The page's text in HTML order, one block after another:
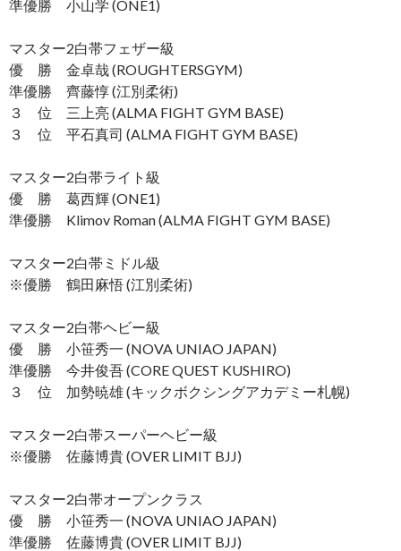
準優勝 小山学 (ONE1)
マスター2白帯フェザー級
優 勝 金卓哉 (ROUGHTERSGYM)
準優勝 齊藤惇 (江別柔術)
３ 位 三上亮 (ALMA FIGHT GYM BASE)
３ 位 平石真司 (ALMA FIGHT GYM BASE)
マスター2白帯ライト級
優 勝 葛西輝 (ONE1)
準優勝 Klimov Roman (ALMA FIGHT GYM BASE)
マスター2白帯ミドル級
※優勝 鶴田麻悟 (江別柔術)
マスター2白帯ヘビー級
優 勝 小笹秀一 (NOVA UNIAO JAPAN)
準優勝 今井俊吾 (CORE QUEST KUSHIRO)
３ 位 加勢暁雄 (キックボクシングアカデミー札幌)
マスター2白帯スーパーヘビー級
※優勝 佐藤博貴 (OVER LIMIT BJJ)
マスター2白帯オープンクラス
優 勝 小笹秀一 (NOVA UNIAO JAPAN)
準優勝 佐藤博貴 (OVER LIMIT BJJ)